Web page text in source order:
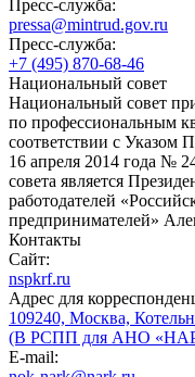
Пресс-служба:
pressa@mintrud.gov.ru
Пресс-служба:
+7 (495) 870-68-46
Национальный совет
Национальный совет
по профессиональным
соответствии с Указом
16 апреля 2014 года №
совета является
работодателей
предпринимателей»
Контакты
Сайт:
nspkrf.ru
Адрес для
109240, Москва,
(В РСПП для АНО
E-mail: